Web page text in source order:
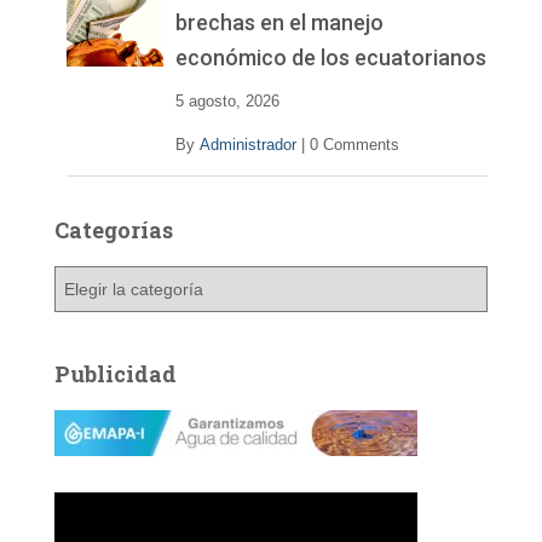
brechas en el manejo
económico de los ecuatorianos
5 agosto, 2026
By Administrador 0 Comments
Categorías
g
o
a
Publicidad